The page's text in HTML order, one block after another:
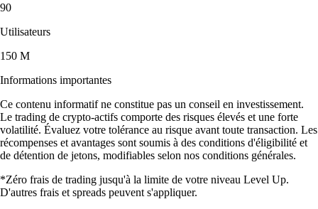
90
Utilisateurs
150 M
Informations importantes
Ce contenu informatif ne constitue pas un conseil en investissement.
Le trading de crypto-actifs comporte des risques élevés et une forte
volatilité. Évaluez votre tolérance au risque avant toute transaction. Les
récompenses et avantages sont soumis à des conditions d'éligibilité et
de détention de jetons, modifiables selon nos conditions générales.
*Zéro frais de trading jusqu'à la limite de votre niveau Level Up.
D'autres frais et spreads peuvent s'appliquer.